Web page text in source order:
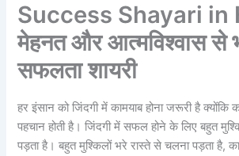
Success Shayari in
मेहनत और आत्मविश्वास से
सफलता शायरी
हर इंसान को जिंदगी में कामयाब होना जरूरी है क्योंकि
पहचान होती है। जिंदगी में सफल होने के लिए बहुत
पड़ता है। बहुत मुश्किलों भरे रास्ते से चलना पड़ता है,